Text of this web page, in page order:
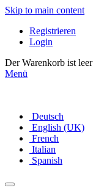
Skip to main content
Registrieren
Login
Der Warenkorb ist leer
Menü
Deutsch
English (UK)
French
Italian
Spanish